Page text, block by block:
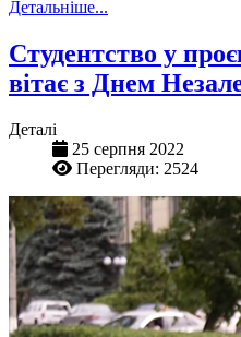
Детальніше...
Студентство у
вітає з Днем
Деталі
25 серпня 2022
Перегляди: 2524